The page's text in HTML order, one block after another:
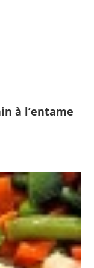
à l’entame